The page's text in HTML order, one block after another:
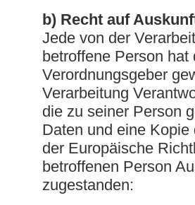
b) Recht auf
Jede von der
betroffene Person
Verordnungsgeber
Verarbeitung
die zu seiner Person
Daten und eine
der Europäische
betroffenen Person
zugestanden: